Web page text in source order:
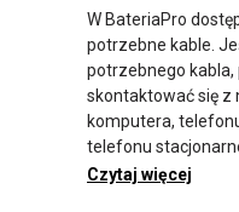
W BateriaPro
potrzebne kable.
potrzebnego
skontaktować się z
komputera,
telefonu
obrazu. Dostępne
Czytaj więcej